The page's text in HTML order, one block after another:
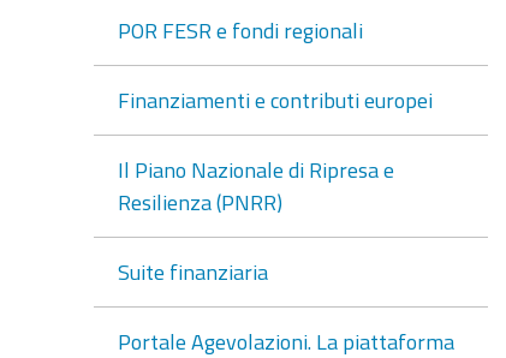
POR FESR e fondi regionali
Finanziamenti e contributi europei
Il Piano Nazionale di Ripresa e
Resilienza (PNRR)
Suite finanziaria
Portale Agevolazioni. La piattaforma